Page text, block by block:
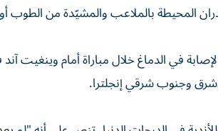
المحيطة بالملاعب والمشيّدة من الطوب أو
وتوفي مهاجم تشيتشستر سيتي عن 21 عاماً بعد تعرضه في أيلول/سبتمبر 2025 لإصابة في الدماغ خلال مباراة
وجنوب شرقي إنجلترا.